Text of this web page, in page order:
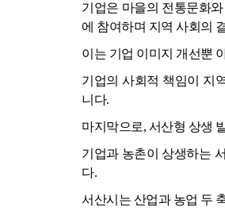
기업은 마을의 전통문화
에 참여하며 지역 사회의
이는 기업 이미지 개선뿐
기업의 사회적 책임이 지
니다.
마지막으로, 서산형 상생
기업과 농촌이 상생하는
다.
서산시는 산업과 농업 두